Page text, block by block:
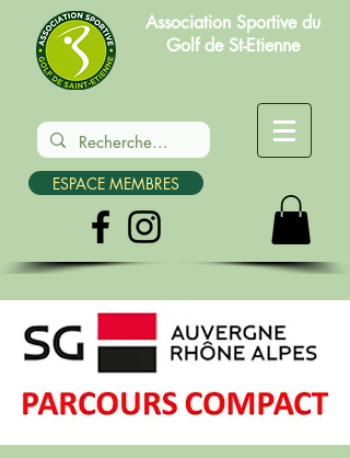
Association Sportive du
Golf de St-Etienne
ESPACE MEMBRES